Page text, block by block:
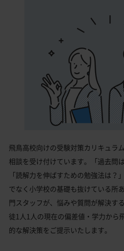
飛鳥高校向けの受験対策カリキュラ
相談を受け付けています。「過去問
「読解力を伸ばすための勉強法は？
でなく小学校の基礎も抜けている所
門スタッフが、悩みや質問が解決す
徒1人1人の現在の偏差値・学力から
的な解決策をご提示いたします。